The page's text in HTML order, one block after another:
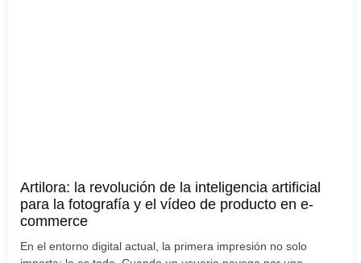
Artilora: la revolución de la inteligencia artificial
para la fotografía y el vídeo de producto en e-
commerce
En el entorno digital actual, la primera impresión no solo